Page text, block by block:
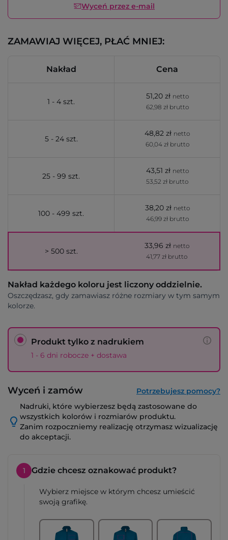
Wyceń przez e-mail
ZAMAWIAJ WIĘCEJ, PŁAĆ MNIEJ:
Nakład Cena
1 - 4 szt.
51,20 zł netto
62,98 zł brutto
5 - 24 szt.
48,82 zł netto
60,04 zł brutto
25 - 99 szt.
43,51 zł netto
53,52 zł brutto
100 - 499 szt.
38,20 zł netto
46,99 zł brutto
> 500 szt.
33,96 zł netto
41,77 zł brutto
Nakład każdego koloru jest liczony oddzielnie.
Oszczędzasz, gdy zamawiasz różne rozmiary w tym samym
kolorze.
Produkt tylko z nadrukiem
1 - 6 dni robocze + dostawa
Wyceń i zamów
Potrzebujesz pomocy?
Nadruki, które wybierzesz będą zastosowane do
wszystkich kolorów i rozmiarów produktu.
Zanim rozpoczniemy realizację otrzymasz wizualizację
do akceptacji.
1 Gdzie chcesz oznakować produkt?
Wybierz miejsce w którym chcesz umieścić
swoją grafikę.